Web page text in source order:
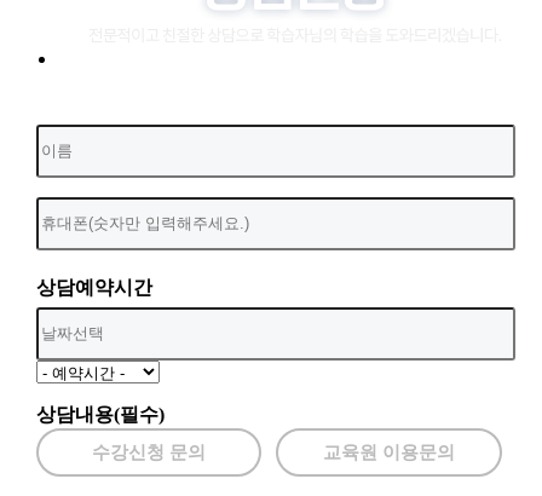
상담예약시간
상담내용(필수)
수강신청 문의 교육원 이용문의